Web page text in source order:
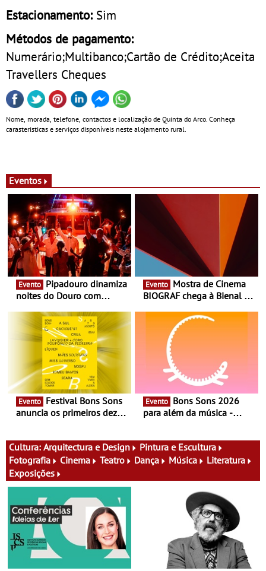
Estacionamento: Sim
Métodos de pagamento:
Numerário;Multibanco;Cartão de Crédito;Aceita
Travellers Cheques
Nome, morada, telefone, contactos e localização de Quinta do Arco. Conheça
carasteristicas e serviços disponíveis neste alojamento rural.
Eventos
Evento
noites do Douro com
vinho, gastronomia e
música
Evento
BIOGRAF chega à Bienal de
Documentário, ensaio
fílmico e práticas artísticas
Evento
anuncia os primeiros dez
Evento
para além da música -
atividades para toda a
família e muito mais
Cultura: Arquitectura e Design
Pintura e Escultura
Fotografia
Cinema Teatro Dança Música
Literatura
Exposições